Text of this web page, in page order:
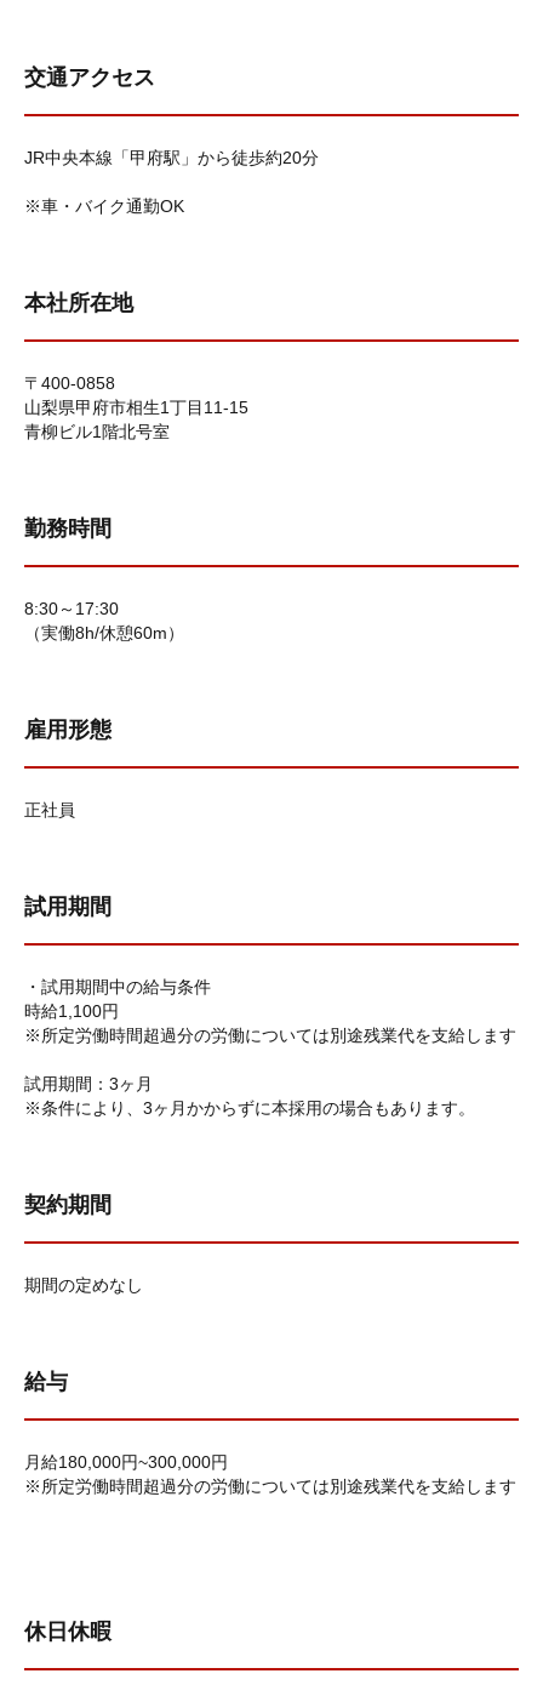
交通アクセス
JR中央本線「甲府駅」から徒歩約20分
※車・バイク通勤OK
本社所在地
〒400-0858
山梨県甲府市相生1丁目11-15
青柳ビル1階北号室
勤務時間
8:30～17:30
（実働8h/休憩60m）
雇用形態
正社員
試用期間
・試用期間中の給与条件
時給1,100円
※所定労働時間超過分の労働については別途残業代を支給します
試用期間：3ヶ月
※条件により、3ヶ月かからずに本採用の場合もあります。
契約期間
期間の定めなし
給与
月給180,000円~300,000円
※所定労働時間超過分の労働については別途残業代を支給します
休日休暇